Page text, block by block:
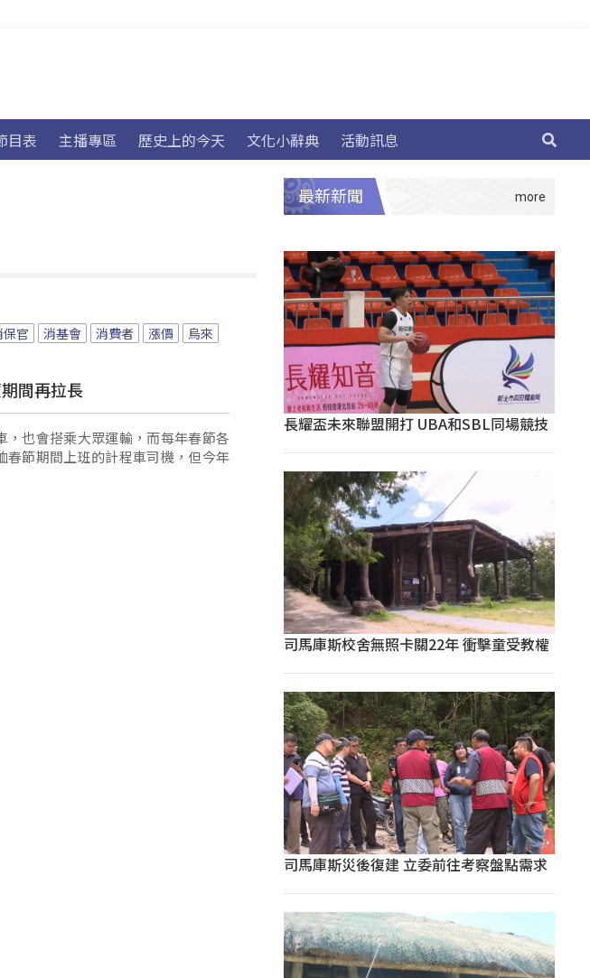
目表 主播專區 歷史上的今天 文化小辭典 活動訊息
保官 消基會 消費者 漲價
烏來
間再拉長
也會搭乘大眾運輸，而每年春節各
春節期間上班的計程車司機，但今年
最新新聞
長耀盃未來聯盟開打 UBA和SBL同場競技
司馬庫斯校舍無照卡關22年 衝擊童受教權
司馬庫斯災後復建 立委前往考察盤點需求